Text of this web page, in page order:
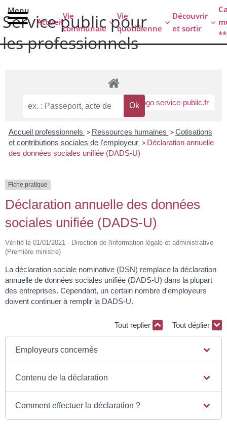
principal
Menu
Accueil
Vie
communale
Vie
quotidienne
Découvrir
et sortir
Service public pour
les professionnels
Accueil professionnels > Ressources humaines > Cotisations
et contributions sociales de l'employeur > Déclaration annuelle
des données sociales unifiée (DADS-U)
Fiche pratique
Déclaration annuelle des données
sociales unifiée (DADS-U)
Vérifié le 01/01/2021 - Direction de l'information légale et administrative
(Première ministre)
La déclaration sociale nominative (DSN) remplace la déclaration
annuelle de données sociales unifiée (DADS-U) dans la plupart
des entreprises. Cependant, un certain nombre d'employeurs
doivent continuer à remplir la DADS-U.
Tout replier Tout déplier
Employeurs concernés
Contenu de la déclaration
Comment effectuer la déclaration ?